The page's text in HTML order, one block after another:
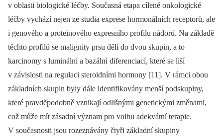
v oblasti biologické léčby. Současná etapa cílené onkologické
léčby vychází nejen ze studia exprese hormonálních receptorů, ale
i genového a proteinového expresního profilu nádorů. Na základě
těchto profilů se malignity prsu dělí do dvou skupin, a to
karcinomy s luminální a bazální diferenciací, které se liší
v závislosti na regulaci steroidními hormony [11]. V rámci obou
základních skupin byly dále identifikovány menší podskupiny,
které pravděpodobně vznikají odlišnými genetickými změnami,
což může mít zásadní význam pro volbu adekvátní terapie.
V současnosti jsou rozeznávány čtyři základní skupiny